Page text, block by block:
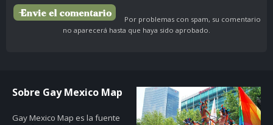
Por problemas con spam, su comentario
no aparecerá hasta que haya sido aprobado.
Sobre Gay Mexico Map
Gay Mexico Map es la fuente